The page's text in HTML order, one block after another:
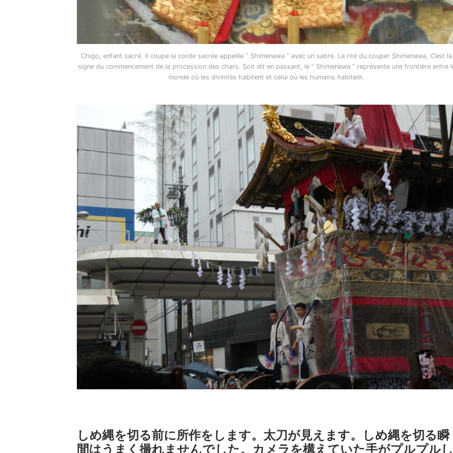
Chigo, enfant sacré. Il coupe la corde sacrée appelée ” Shimenawa ” avec un sabre. Le rite du couper Shimenawa, C’est la
signe du commencement de la procession des chars. Soit dit en passant, le ” Shimenawa ” représente une frontière entre
monde où les divinités habitent et celui où les humains habitent.
しめ縄を切る前に所作をします。太刀が見えます。しめ縄を切る瞬
間はうまく撮れませんでした。カメラを構えていた手がプルプルし